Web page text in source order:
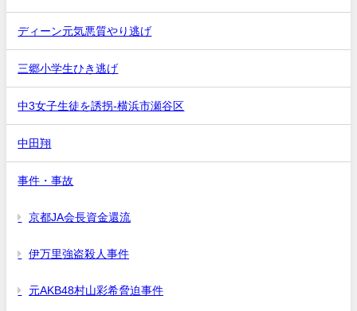
ディーン元気悪質やり逃げ
三郷小学生ひき逃げ
中3女子生徒を誘拐-横浜市瀬谷区
中田翔
事件・事故
京都JA会長資金還流
伊万里強盗殺人事件
元AKB48村山彩希脅迫事件